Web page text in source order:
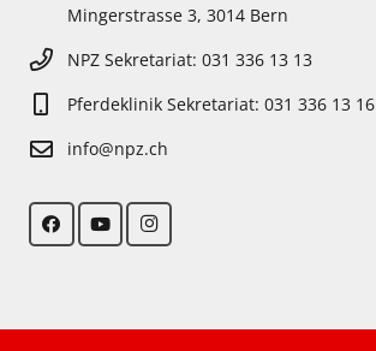
Mingerstrasse 3, 3014 Bern
NPZ Sekretariat: 031 336 13 13
Pferdeklinik Sekretariat: 031 336 13 16
info@npz.ch